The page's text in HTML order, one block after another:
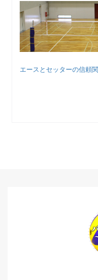
エースとセッターの信頼